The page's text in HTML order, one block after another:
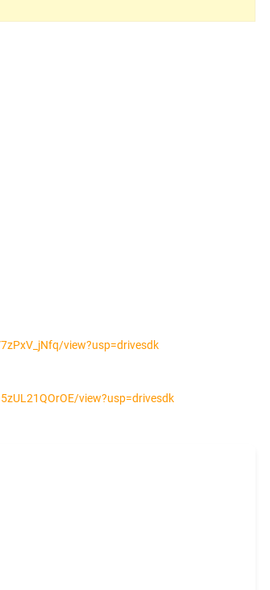
view?usp=drivesdk
view?usp=drivesdk